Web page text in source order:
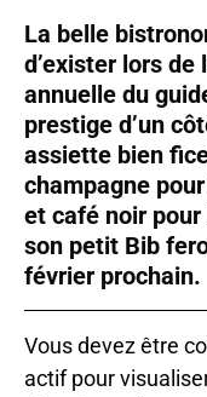
La belle
d’exister lors
annuelle du
prestige d’un
assiette bien
champagne
et café noir
son petit Bib
février prochain.
Vous devez être
actif pour